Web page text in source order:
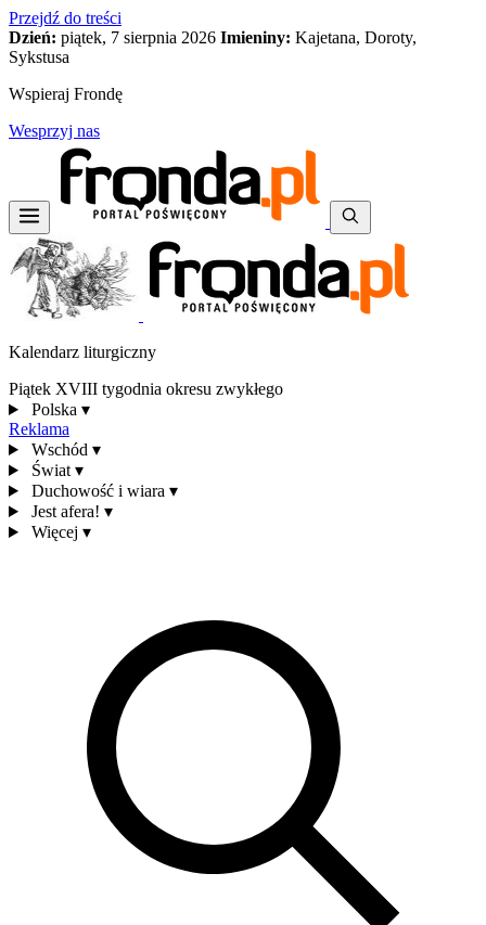
Przejdź do treści
Dzień: piątek, 7 sierpnia 2026 Imieniny: Kajetana, Doroty,
Sykstusa
Wspieraj Frondę
Wesprzyj nas
Kalendarz liturgiczny
Piątek XVIII tygodnia okresu zwykłego
Polska ▾
Reklama
Wschód ▾
Świat ▾
Duchowość i wiara ▾
Jest afera! ▾
Więcej ▾